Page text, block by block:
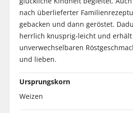
nach überlieferter
gebacken und dann geröstet.
herrlich knusprig-leicht und erhält
unverwechselbaren
und lieben.
Ursprungskorn
Weizen